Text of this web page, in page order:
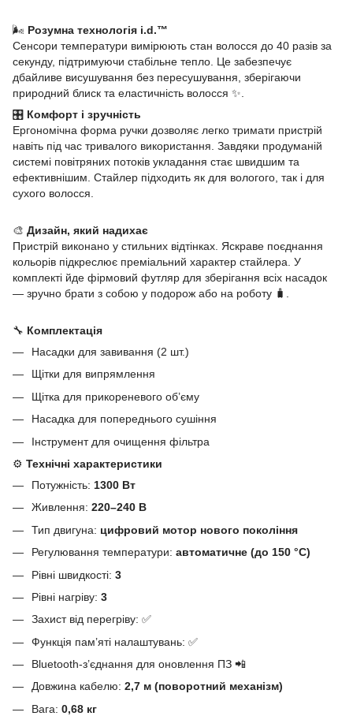
🌬️ Розумна технологія i.d.™
Сенсори температури вимірюють стан волосся до 40 разів за
секунду, підтримуючи стабільне тепло. Це забезпечує
дбайливе висушування без пересушування, зберігаючи
природний блиск та еластичність волосся ✨.
🎛️ Комфорт і зручність
Ергономічна форма ручки дозволяє легко тримати пристрій
навіть під час тривалого використання. Завдяки продуманій
системі повітряних потоків укладання стає швидшим та
ефективнішим. Стайлер підходить як для вологого, так і для
сухого волосся.
🎨 Дизайн, який надихає
Пристрій виконано у стильних відтінках. Яскраве поєднання
кольорів підкреслює преміальний характер стайлера. У
комплекті йде фірмовий футляр для зберігання всіх насадок
— зручно брати з собою у подорож або на роботу 🧳.
🔧 Комплектація
Насадки для завивання (2 шт.)
Щітки для випрямлення
Щітка для прикореневого об’єму
Насадка для попереднього сушіння
Інструмент для очищення фільтра
⚙️ Технічні характеристики
Потужність: 1300 Вт
Живлення: 220–240 В
Тип двигуна: цифровий мотор нового покоління
Регулювання температури: автоматичне (до 150 °C)
Рівні швидкості: 3
Рівні нагріву: 3
Захист від перегріву: ✅
Функція пам’яті налаштувань: ✅
Bluetooth-з’єднання для оновлення ПЗ 📲
Довжина кабелю: 2,7 м (поворотний механізм)
Вага: 0,68 кг